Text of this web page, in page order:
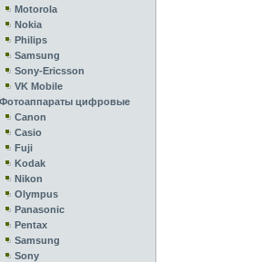
Motorola
Nokia
Philips
Samsung
Sony-Ericsson
VK Mobile
Фотоаппараты цифровые
Canon
Casio
Fuji
Kodak
Nikon
Olympus
Panasonic
Pentax
Samsung
Sony